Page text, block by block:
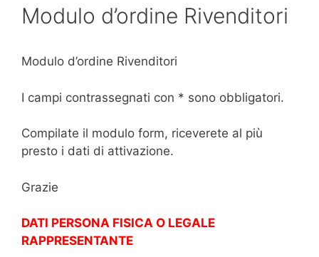
Modulo d’ordine Rivenditori
Modulo d’ordine Rivenditori
I campi contrassegnati con * sono obbligatori.
Compilate il modulo form, riceverete al più
presto i dati di attivazione.
Grazie
DATI PERSONA FISICA O LEGALE
RAPPRESENTANTE